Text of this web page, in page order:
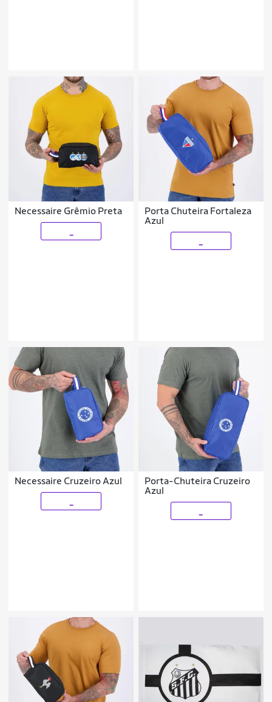
Necessaire Grêmio Preta
Porta Chuteira Fortaleza
Azul
Necessaire Cruzeiro Azul
Porta-Chuteira Cruzeiro
Azul